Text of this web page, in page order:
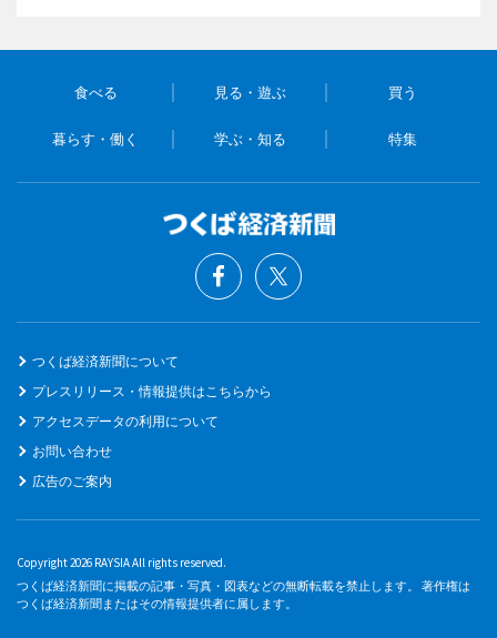
食べる 見る・遊ぶ 買う
暮らす・働く 学ぶ・知る 特集
つくば経済新聞について
プレスリリース・情報提供はこちらから
アクセスデータの利用について
お問い合わせ
広告のご案内
Copyright 2026 RAYSIA All rights reserved.
つくば経済新聞に掲載の記事・写真・図表などの無断転載を禁止します。 著作権は
つくば経済新聞またはその情報提供者に属します。